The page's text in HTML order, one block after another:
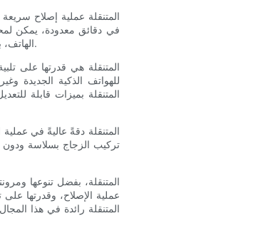
في دقائق معدودة، يمكن
الهاتف، بل يقلل أيضًا من وقت تعطل فني الإصلاح، مما يسمح لهم بإنجاز المزيد من الأعمال في وقت أقصر.
للهواتف الذكية الجديدة
تركيب الزجاج بسلاسة ودون
عملية الإصلاح، وقدرتها